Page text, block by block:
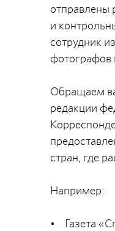
отправлены
и
сотрудник
фотографов
Обращаем
редакции
стран, где
Например:
• Газета